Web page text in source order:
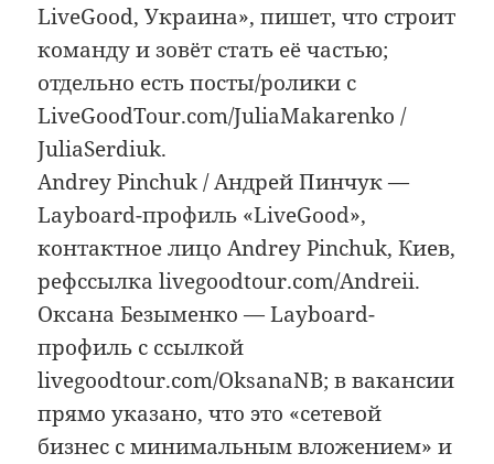
LiveGood, Украина», пишет, что строит
команду и зовёт стать её частью;
отдельно есть посты/ролики с
LiveGoodTour.com/JuliaMakarenko /
JuliaSerdiuk.
Andrey Pinchuk / Андрей Пинчук —
Layboard-профиль «LiveGood»,
контактное лицо Andrey Pinchuk, Киев,
рефссылка livegoodtour.com/Andreii.
Оксана Безыменко — Layboard-
профиль с ссылкой
livegoodtour.com/OksanaNB; в вакансии
прямо указано, что это «сетевой
бизнес с минимальным вложением» и